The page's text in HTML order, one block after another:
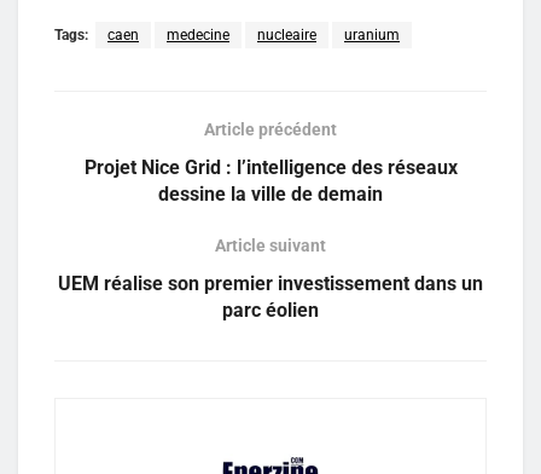
Tags: caen medecine nucleaire uranium
Article précédent
Projet Nice Grid : l’intelligence des réseaux
dessine la ville de demain
Article suivant
UEM réalise son premier investissement dans un
parc éolien